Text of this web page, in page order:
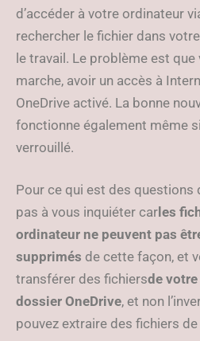
d’accéder à votre ordinateur
rechercher le fichier dans
le travail. Le problème est
marche, avoir un accès à
OneDrive activé. La bonne
fonctionne également même
verrouillé.
Pour ce qui est des questions
pas à vous inquiéter car les
ordinateur ne peuvent pas
supprimés de cette façon, et
transférer des fichiersde
dossier OneDrive, et non
pouvez extraire des fichiers